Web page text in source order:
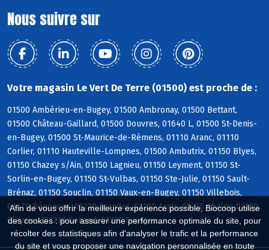
Afin de vous offrir la meilleure expérience possible, Biocoop utilise
des cookies : pour assurer une performance optimale du site, pour
récolter des statistiques afin d'analyser le trafic et la performance
du site et vous proposer une navigation personnalisée en toute
Nous suivre sur
Votre magasin Le Vert De Terre (01500) est proche de :
01500 Ambérieu-en-Bugey, 01500 Ambronay, 01500 Bettant,
01500 Château-Gaillard, 01500 Douvres, 01640 L, 01500 St-Denis-
en-Bugey, 01500 St-Maurice-de-Rémens, 01110 Aranc, 01110
Corlier, 01110 Hauteville-Lompnes, 01500 Ambutrix, 01150 Blyes,
01150 Chazey s/Ain, 01150 Lagnieu, 01150 Leyment, 01150 St-
Sorlin-en-Bugey, 01150 St-Vulbas, 01150 Ste-Julie, 01150 Sault-
Brénaz, 01150 Souclin, 01150 Vaux-en-Bugey, 01150 Villebois,
01470 Bénonces, 01230 Arandas, 01230 Argis, 01230 Chaley, 01230
Cleyzieu, 01230 Conand, 01230 Evosges